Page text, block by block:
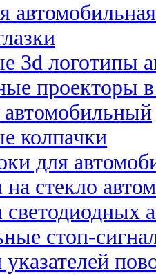
3d логотипы
проекторы
колпачки
для
стекло
стоп-